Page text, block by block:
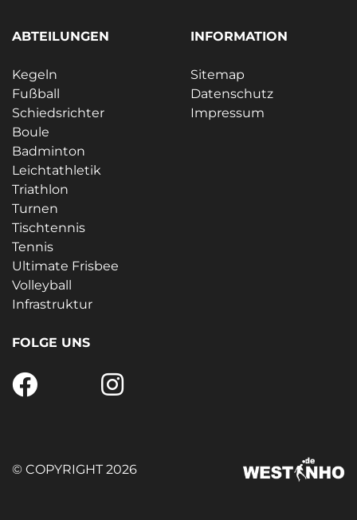
ABTEILUNGEN
Kegeln
Fußball
Schiedsrichter
Boule
Badminton
Leichtathletik
Triathlon
Turnen
Tischtennis
Tennis
Ultimate Frisbee
Volleyball
Infrastruktur
INFORMATION
Sitemap
Datenschutz
Impressum
FOLGE UNS
© COPYRIGHT 2026